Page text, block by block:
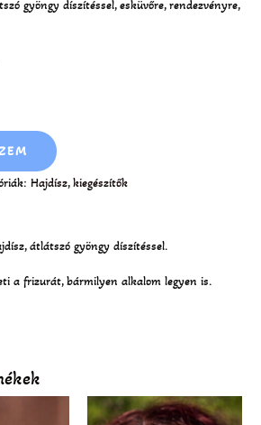
gyöngy díszítéssel, esküvőre, rendezvényre,
Hajdísz,kiegészítők
átlátszó gyöngy díszítéssel.
a frizurát, bármilyen alkalom legyen is.